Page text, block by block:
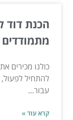
הכנת דוד
כולנו מכירים
להתחיל
עבור...
קרא עוד »